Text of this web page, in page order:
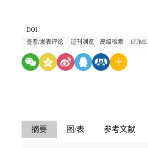
DOI:
查看/发表评论
过刊浏览 高级检索 HTML
摘要 图/表 参考文献